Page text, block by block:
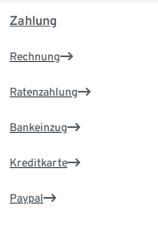
Zahlung
Rechnung
Ratenzahlung
Bankeinzug
Kreditkarte
Paypal